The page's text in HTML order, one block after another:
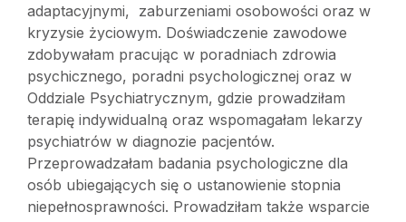
adaptacyjnymi, zaburzeniami osobowości oraz w
kryzysie życiowym. Doświadczenie zawodowe
zdobywałam pracując w poradniach zdrowia
psychicznego, poradni psychologicznej oraz w
Oddziale Psychiatrycznym, gdzie prowadziłam
terapię indywidualną oraz wspomagałam lekarzy
psychiatrów w diagnozie pacjentów.
Przeprowadzałam badania psychologiczne dla
osób ubiegających się o ustanowienie stopnia
niepełnosprawności. Prowadziłam także wsparcie